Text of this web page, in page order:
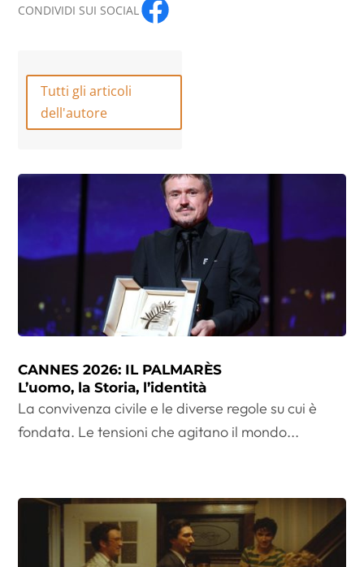
CONDIVIDI SUI SOCIAL
Tutti gli articoli
dell'autore
CANNES 2026: IL PALMARÈS
L’uomo, la Storia, l’identità
La convivenza civile e le diverse regole su cui è
fondata. Le tensioni che agitano il mondo...